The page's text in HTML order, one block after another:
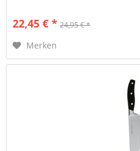
22,45 € * 24,95 € *
Merken